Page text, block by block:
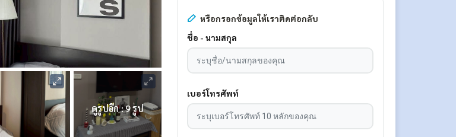
ดูรูปอีก : 9 รูป
หรือกรอกข้อมูลให้เราติดต่อกลับ
ชื่อ - นามสกุล
เบอร์โทรศัพท์